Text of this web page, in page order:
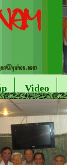
Video